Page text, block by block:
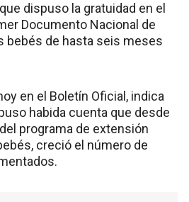
dispuso la gratuidad en el
Documento Nacional de
bebés de hasta seis meses
en el Boletín Oficial, indica
habida cuenta que desde
programa de extensión
creció el número de